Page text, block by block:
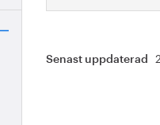
Senast uppdaterad